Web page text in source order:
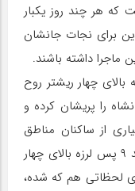
که هر چند روز یکبار
برای نجات جانشان
ماجرا داشته باشند.
بالای چهار ریشتر روح
را پریشان کرده و
از ساکنان مناطق
زلزله ‌زده بازهم چادرها را برپا کردند هرچند ۹ پس ‌لرزه بالای چهار
نداد برای لحظاتی هم که شده،